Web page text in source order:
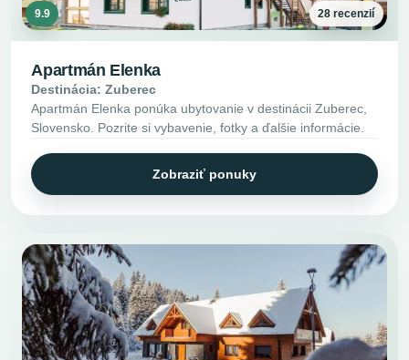
9.9 28 recenzií
Apartmán Elenka
Destinácia: Zuberec
Apartmán Elenka ponúka ubytovanie v destinácii Zuberec,
Slovensko. Pozrite si vybavenie, fotky a ďalšie informácie.
Zobraziť ponuky